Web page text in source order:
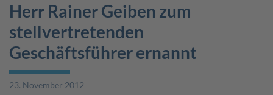
Herr Rainer Geiben zum
stellvertretenden
Geschäftsführer ernannt
23. November 2012